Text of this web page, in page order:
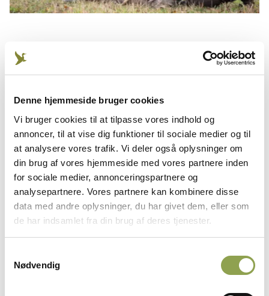
Denne hjemmeside bruger cookies
Vi bruger cookies til at tilpasse vores indhold og
annoncer, til at vise dig funktioner til sociale medier og til
at analysere vores trafik. Vi deler også oplysninger om
din brug af vores hjemmeside med vores partnere inden
for sociale medier, annonceringspartnere og
analysepartnere. Vores partnere kan kombinere disse
data med andre oplysninger, du har givet dem, eller som
de har indsamlet fra din brug af deres tjenester.
Nødvendig
Salg og håndtering af vildt
Hvis du som jæger ønsker at sælge vildt eller
blot vil blive klogere på håndtering af
nedlagt vildt, så har Fødevarestyrelsen lavet
en vejledning hertil. I vejledningen finder du
blandt andet regler for salg af vildt,
oplysning om uddannelse af jægere og
information om håndtering af vildt i
restauranter.
Gå til fødevarestyrelsens vejledning ➜